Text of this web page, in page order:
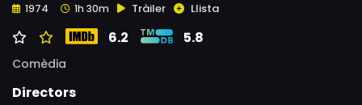
1974 1h 30m Tràiler Llista
6.2 5.8
Comèdia
Directors